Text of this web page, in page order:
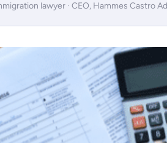
lawyer · CEO, Hammes Castro